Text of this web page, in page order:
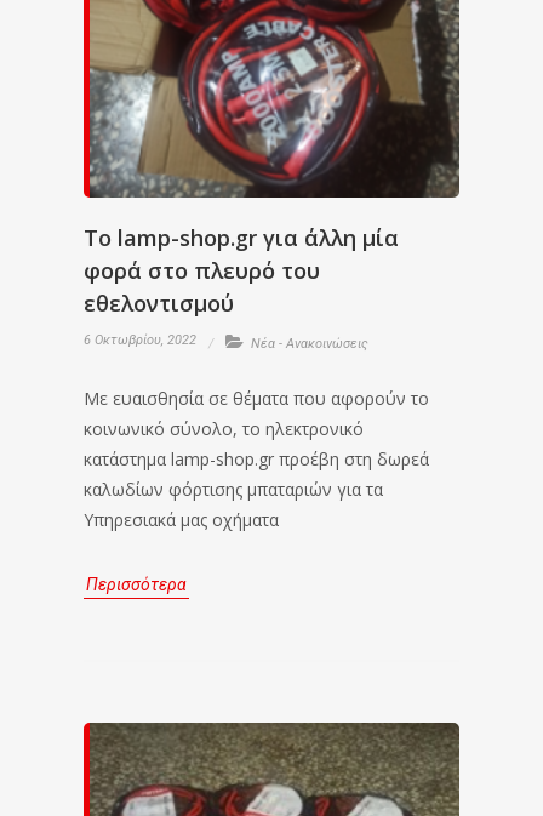
Το lamp-shop.gr για άλλη μία
φορά στο πλευρό του
εθελοντισμού
6 Οκτωβρίου, 2022 Νέα - Ανακοινώσεις
Με ευαισθησία σε θέματα που αφορούν το
κοινωνικό σύνολο, το ηλεκτρονικό
κατάστημα lamp-shop.gr προέβη στη δωρεά
καλωδίων φόρτισης μπαταριών για τα
Υπηρεσιακά μας οχήματα
Περισσότερα